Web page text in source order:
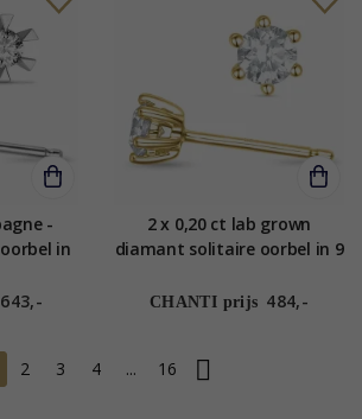
-
in
643,-
2 x 0,20 ct lab grown
diamant solitaire oorbel in 9
diamant
CHANTI prijs 484,-
2 3 4 ... 16